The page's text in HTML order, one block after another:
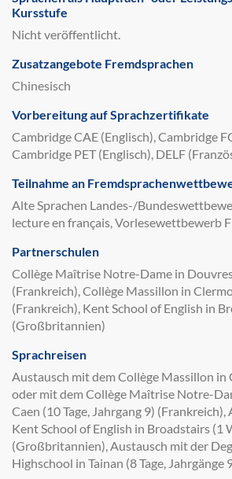
Kursstufe
Nicht veröffentlicht.
Zusatzangebote Fremdsprachen
Chinesisch
Vorbereitung auf Sprachzertifikate
Cambridge CAE (Englisch), Cambridge
Cambridge PET (Englisch), DELF
Teilnahme an
Alte Sprachen Landes-/
lecture en français, Vorlesewettbewerb
Partnerschulen
Collège Maîtrise Notre-Dame in
(Frankreich), Collège Massillon in
(Frankreich), Kent School of English in
(Großbritannien)
Sprachreisen
Austausch mit dem Collège Massillon in
oder mit dem Collège Maîtrise Notre-
Caen (10 Tage, Jahrgang 9)
Kent School of English in Broadstairs (1
(Großbritannien), Austausch mit der
Highschool in Tainan (8 Tage, Jahrgänge